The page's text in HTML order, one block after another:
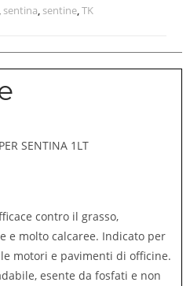
sentina sentine TK
SENTINA 1LT
contro il grasso,
e molto calcaree. Indicato per
motori e pavimenti di officine.
esente da fosfati e non